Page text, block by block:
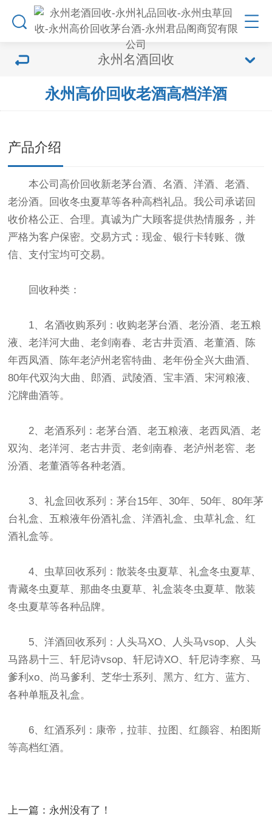
永州名酒回收
永州高价回收老酒高档洋酒
产品介绍
本公司高价回收新老茅台酒、名酒、洋酒、老酒、
老汾酒。回收冬虫夏草等各种高档礼品。我公司承诺回
收价格公正、合理。真诚为广大顾客提供热情服务，并
严格为客户保密。交易方式：现金、银行卡转账、微
信、支付宝均可交易。
回收种类：
1、名酒收购系列：收购老茅台酒、老汾酒、老五粮
液、老洋河大曲、老剑南春、老古井贡酒、老董酒、陈
年西凤酒、陈年老泸州老窖特曲、老年份全兴大曲酒、
80年代双沟大曲、郎酒、武陵酒、宝丰酒、宋河粮液、
沱牌曲酒等。
2、老酒系列：老茅台酒、老五粮液、老西凤酒、老
双沟、老洋河、老古井贡、老剑南春、老泸州老窖、老
汾酒、老董酒等各种老酒。
3、礼盒回收系列：茅台15年、30年、50年、80年茅
台礼盒、五粮液年份酒礼盒、洋酒礼盒、虫草礼盒、红
酒礼盒等。
4、虫草回收系列：散装冬虫夏草、礼盒冬虫夏草、
青藏冬虫夏草、那曲冬虫夏草、礼盒装冬虫夏草、散装
冬虫夏草等各种品牌。
5、洋酒回收系列：人头马XO、人头马vsop、人头
马路易十三、轩尼诗vsop、轩尼诗XO、轩尼诗李察、马
爹利xo、尚马爹利、芝华士系列、黑方、红方、蓝方、
各种单瓶及礼盒。
6、红酒系列：康帝，拉菲、拉图、红颜容、柏图斯
等高档红酒。
上一篇：永州没有了！